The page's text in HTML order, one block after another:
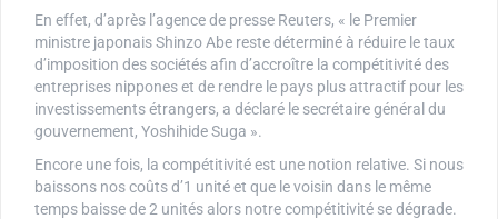
En effet, d’après l’agence de presse Reuters, « le Premier
ministre japonais Shinzo Abe reste déterminé à réduire le taux
d’imposition des sociétés afin d’accroître la compétitivité des
entreprises nippones et de rendre le pays plus attractif pour les
investissements étrangers, a déclaré le secrétaire général du
gouvernement, Yoshihide Suga ».
Encore une fois, la compétitivité est une notion relative. Si nous
baissons nos coûts d’1 unité et que le voisin dans le même
temps baisse de 2 unités alors notre compétitivité se dégrade.